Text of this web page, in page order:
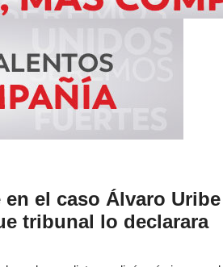
en el caso Álvaro Uribe
tribunal lo declarara